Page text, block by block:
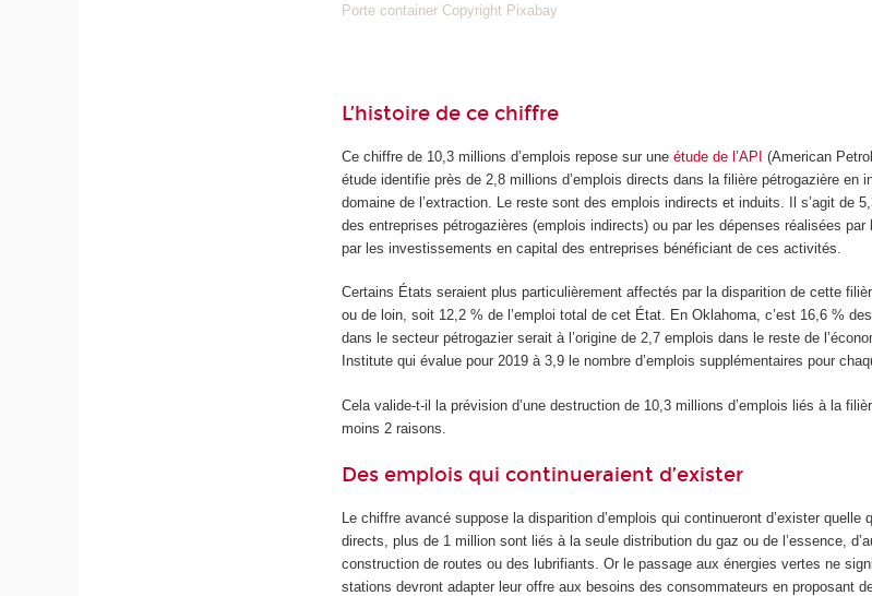
Porte container Copyright Pixabay
L’histoire de ce chiffre
Ce chiffre de 10,3 millions d’emplois repose sur uneétude de l’API (American
étude identifie près de 2,8 millions d’emplois directs dans la filière pétrogazière
domaine de l’extraction. Le reste sont des emplois indirects et induits. Il s’agit de
des entreprises pétrogazières (emplois indirects) ou par les dépenses réalisées
par les investissements en capital des entreprises bénéficiant de ces activités.
Certains États seraient plus particulièrement affectés par la disparition de cette
ou de loin, soit 12,2 % de l’emploi total de cet État. En Oklahoma, c’est 16,6 %
dans le secteur pétrogazier serait à l’origine de 2,7 emplois dans le reste de
Institute qui évalue pour 2019 à 3,9 le nombre d’emplois supplémentaires pour
Cela valide-t-il la prévision d’une destruction de 10,3 millions d’emplois liés à la
moins 2 raisons.
Des emplois qui continueraient d’exister
Le chiffre avancé suppose la disparition d’emplois qui continueront d’exister
directs, plus de 1 million sont liés à la seule distribution du gaz ou de l’essence,
construction de routes ou des lubrifiants. Or le passage aux énergies vertes ne
stations devront adapter leur offre aux besoins des consommateurs en proposant